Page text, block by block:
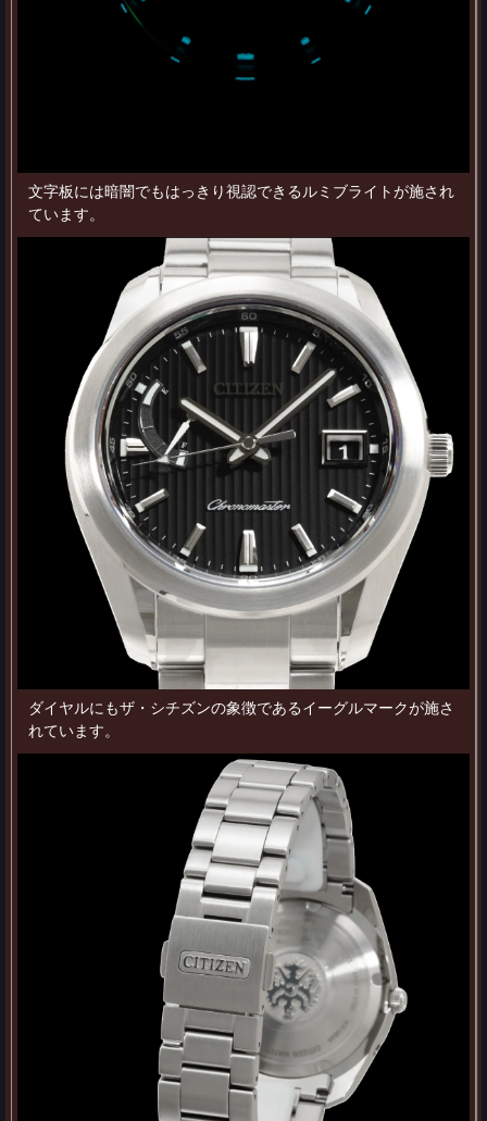
文字板には暗闇でもはっきり視認できるルミブライトが施され
ています。
ダイヤルにもザ・シチズンの象徴であるイーグルマークが施さ
れています。